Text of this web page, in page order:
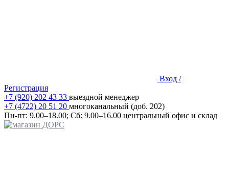
Вход /
Регистрация
+7 (920) 202 43 33 выездной менеджер
+7 (4722) 20 51 20 многоканальный (доб. 202)
Пн-пт: 9.00–18.00; Сб: 9.00–16.00 центральный офис и склад